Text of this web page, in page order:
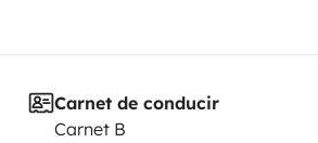
Carnet de conducir
Carnet B